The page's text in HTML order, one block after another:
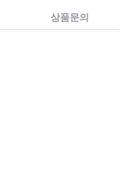
상품문의